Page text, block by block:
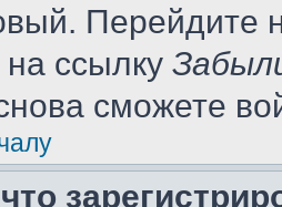
Перейдите
ссылку
сможете